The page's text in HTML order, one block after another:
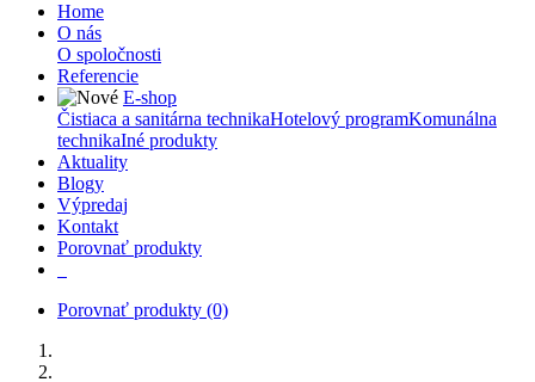
Home
O nás
O spoločnosti
Referencie
E-shop
Čistiaca a sanitárna technikaHotelový programKomunálna
technikaIné produkty
Aktuality
Blogy
Výpredaj
Kontakt
Porovnať produkty
Porovnať produkty (0)